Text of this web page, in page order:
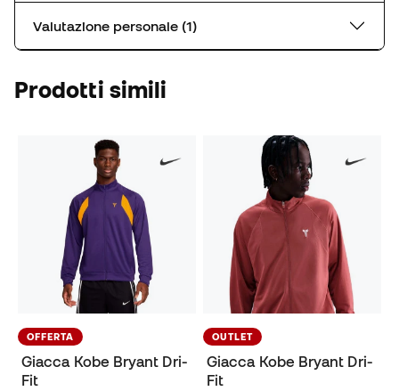
Valutazione personale (1)
Prodotti simili
OFFERTA
Giacca Kobe Bryant Dri-
Fit
OUTLET
Giacca Kobe Bryant Dri-
Fit